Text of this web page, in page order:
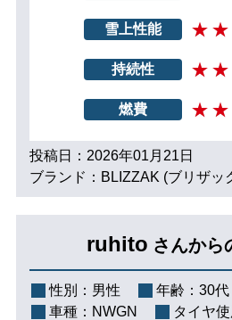
雪上性能
持続性
燃費
投稿日：2026年01月21日
ブランド：BLIZZAK (ブリザッ
ruhito さんから
性別： 男性 年齢： 30代
車種： NWGN タイヤ使